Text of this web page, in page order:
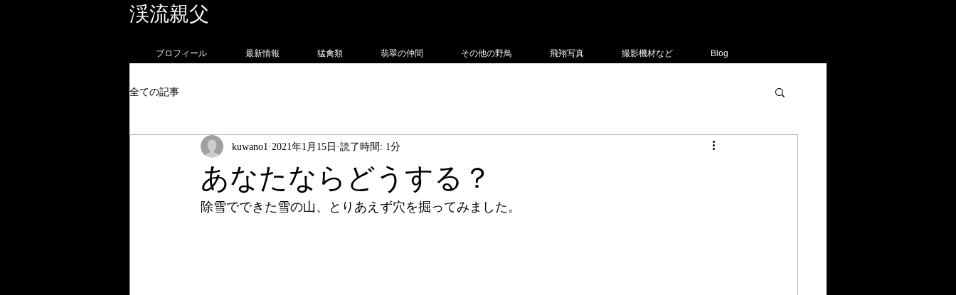
渓流親父
プロフィール 最新情報 猛禽類 翡翠の仲間 その他の野鳥 飛翔写真 撮影機材など Blog
全ての記事
あなたならどうする？
kuwano1 2021年1月15日 読了時間: 1分
除雪でできた雪の山、とりあえず穴を掘ってみました。